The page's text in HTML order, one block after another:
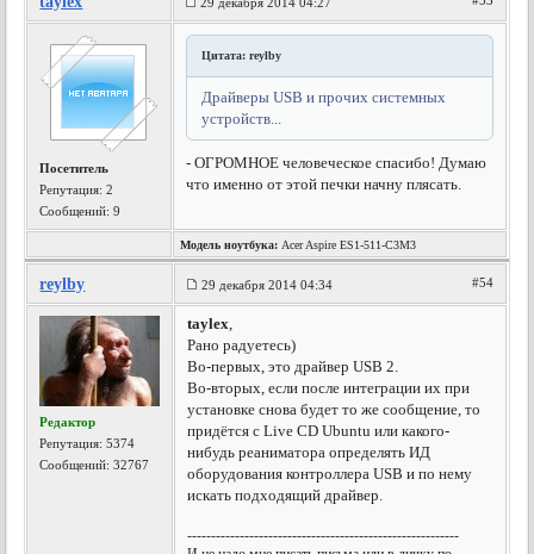
Посетитель
Репутация:2
Сообщений: 9
Цитата: reylby
Драйверы USB и прочих системных
устройств...
- ОГРОМНОЕ человеческое спасибо! Думаю
что именно от этой печки начну плясать.
Модель ноутбука: Acer Aspire ES1-511-C3M3
reylby 29 декабря 2014 04:34 #54
Редактор
Репутация:5374
Сообщений: 32767
taylex,
Рано радуетесь)
Во-первых, это драйвер USB 2.
Во-вторых, если после интеграции их при
установке снова будет то же сообщение, то
придётся с Live CD Ubuntu или какого-
нибудь реаниматора определять ИД
оборудования контроллера USB и по нему
искать подходящий драйвер.
---------------------------------------------------------